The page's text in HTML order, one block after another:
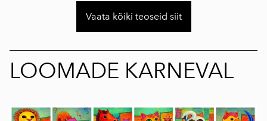
Vaata kõiki teoseid siit
LOOMADE KARNEVAL